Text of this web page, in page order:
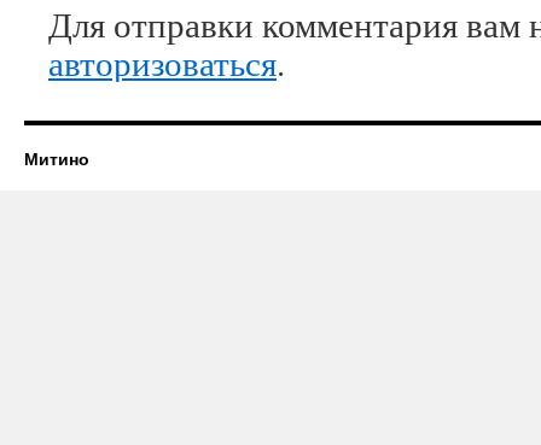
Для отправки комментария вам
авторизоваться.
Митино